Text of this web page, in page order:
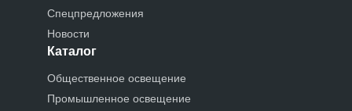
Спецпредложения
Новости
Каталог
Общественное освещение
Промышленное освещение